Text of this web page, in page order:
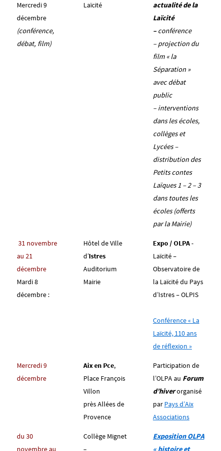
Mercredi 9
décembre
(conférence,
débat, film)
Laïcité
actualité de la
Laïcité
–conférence
– projection du
film « la
Séparation »
avec débat
public
– interventions
dans les écoles,
collèges et
Lycées –
distribution des
Petits contes
Laïques 1 – 2 – 3
dans toutes les
écoles (offerts
par la Mairie)
31 novembre
au 21
décembre
Mardi 8
décembre :
Hôtel de Ville
d’Istres
Auditorium
Mairie
Expo / OLPA-
Laïcité –
Observatoire de
la Laïcité du Pays
d’Istres–OLPIS
Conférence « La
Laïcité, 110 ans
de réflexion »
Mercredi 9
décembre
Aix en Pce,
Place François
Villon
près Allées de
Provence
Participation de
l’OLPA au Forum
d’hiverorganisé
par Pays d’Aix
Associations
du 30
novembre au
Collège Mignet
–
Exposition OLPA
« histoire et